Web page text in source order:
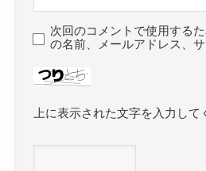
次回のコメントで使用する
の名前、メールアドレス、サ
上に表示された文字を入力して